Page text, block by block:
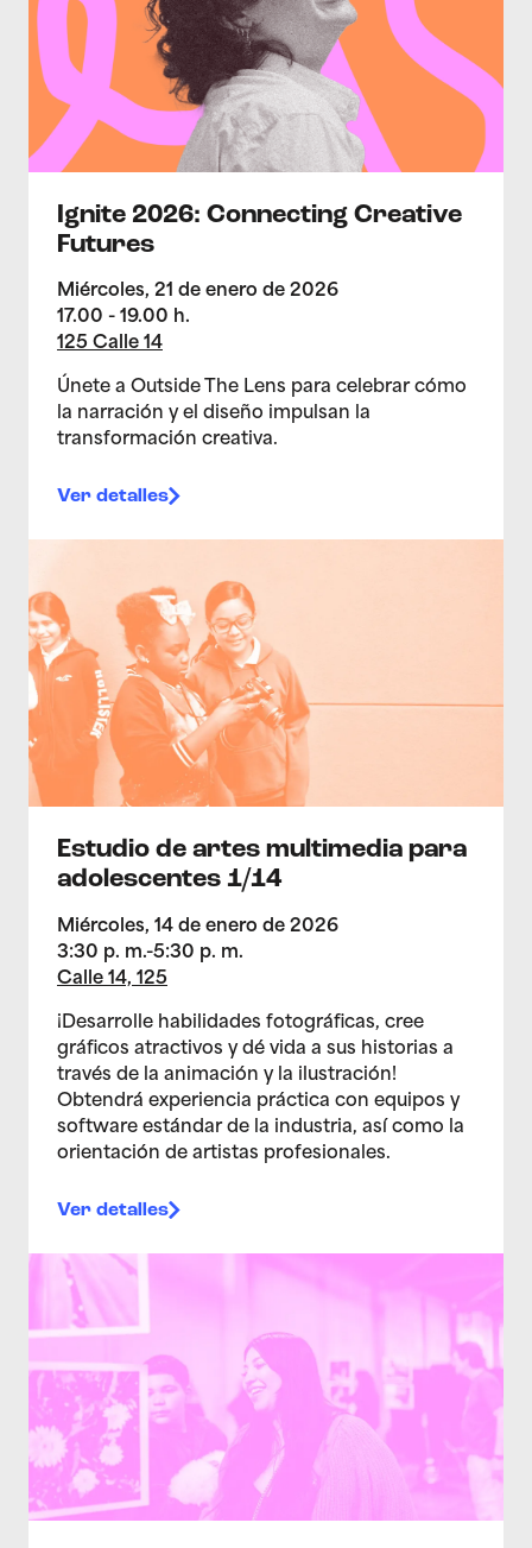
Ignite 2026: Connecting Creative
Futures
Miércoles, 21 de enero de 2026
17.00 - 19.00 h.
125 Calle 14
Únete a Outside The Lens para celebrar cómo
la narración y el diseño impulsan la
transformación creativa.
Ver detalles
Estudio de artes multimedia para
adolescentes 1/14
Miércoles, 14 de enero de 2026
3:30 p. m.-5:30 p. m.
Calle 14, 125
¡Desarrolle habilidades fotográficas, cree
gráficos atractivos y dé vida a sus historias a
través de la animación y la ilustración!
Obtendrá experiencia práctica con equipos y
software estándar de la industria, así como la
orientación de artistas profesionales.
Ver detalles
>Estudio de artes multimedia para adolescentes 1/7